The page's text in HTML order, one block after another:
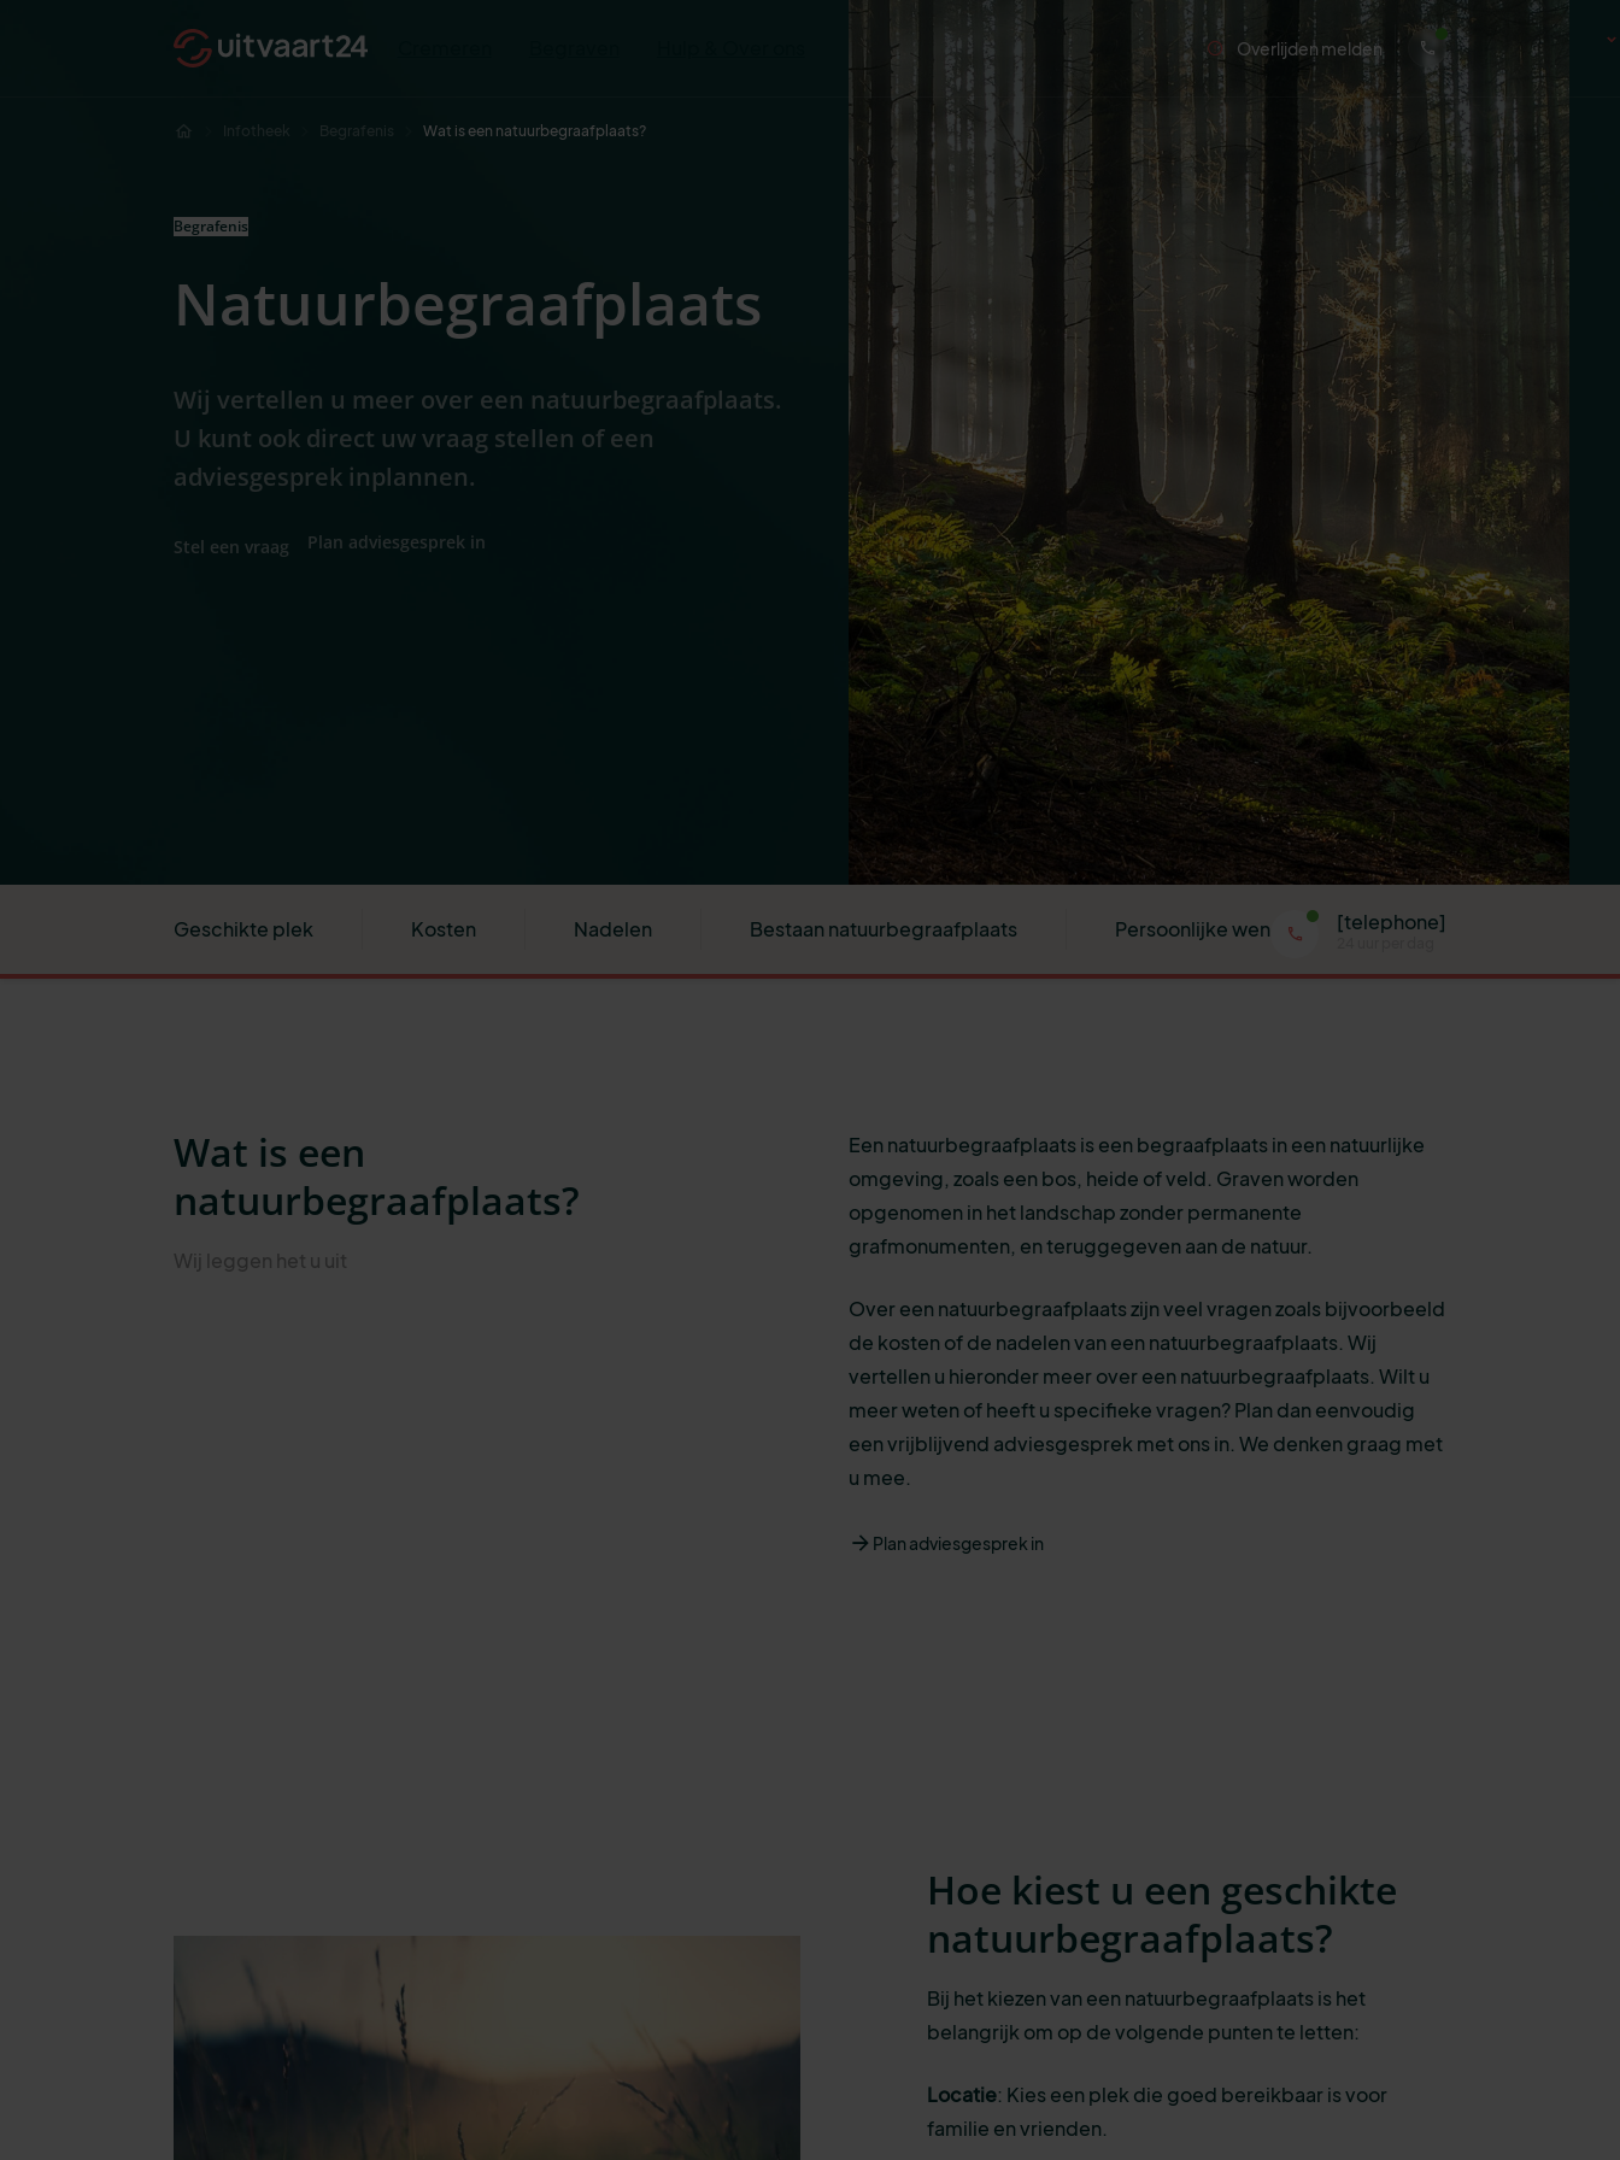
Overlijden melden
Infotheek Begrafenis Wat is een natuurbegraafplaats?
Begrafenis
Natuurbegraafplaats
Wij vertellen u meer over een natuurbegraafplaats.
U kunt ook direct uw vraag stellen of een
adviesgesprek inplannen.
Stel een vraag Plan adviesgesprek in
Geschikte plek Kosten Nadelen Bestaan natuurbegraafplaats Persoonlijke wensen [telephone]
Wat is een
natuurbegraafplaats?
Wij leggen het u uit
Een natuurbegraafplaats is een begraafplaats in een natuurlijke
omgeving, zoals een bos, heide of veld. Graven worden
opgenomen in het landschap zonder permanente
grafmonumenten, en teruggegeven aan de natuur.
Over een natuurbegraafplaats zijn veel vragen zoals bijvoorbeeld
de kosten of de nadelen van een natuurbegraafplaats. Wij
vertellen u hieronder meer over een natuurbegraafplaats. Wilt u
meer weten of heeft u specifieke vragen? Plan dan eenvoudig
een vrijblijvend adviesgesprek met ons in. We denken graag met
u mee.
Plan adviesgesprek in
Hoe kiest u een geschikte
natuurbegraafplaats?
Bij het kiezen van een natuurbegraafplaats is het
belangrijk om op de volgende punten te letten:
Locatie: Kies een plek die goed bereikbaar is voor
familie en vrienden.